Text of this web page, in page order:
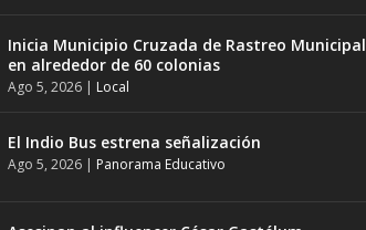
Inicia Municipio Cruzada de Rastreo Municipal
en alrededor de 60 colonias
Ago 5, 2026 | Local
El Indio Bus estrena señalización
Ago 5, 2026 | Panorama Educativo